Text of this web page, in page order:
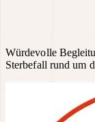
Würdevolle
Sterbefall rund um